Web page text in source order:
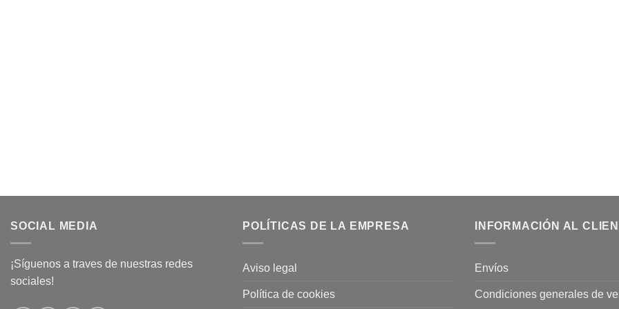
SOCIAL MEDIA
¡Síguenos a traves de nuestras redes
sociales!
POLÍTICAS DE LA EMPRESA
Aviso legal
Política de cookies
INFORMACIÓN AL
Envíos
Condiciones generales de